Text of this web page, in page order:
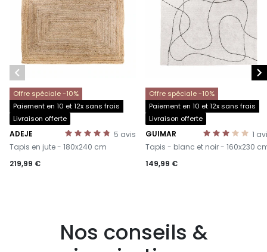
Offre spéciale -10%
Paiement en 10 et 12x sans frais
Livraison offerte
5 avis
ADEJE
-
Tapis en jute - 180x240 cm
219,99 €
Offre spéciale -10%
Paiement en 10 et 12x sans frais
Livraison offerte
1
GUIMAR
-
Tapis - blanc et noir - 160x230
149,99 €
 
Nos conseils &